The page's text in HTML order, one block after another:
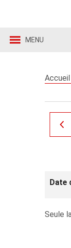
MENU
Accueil
Date
Seule